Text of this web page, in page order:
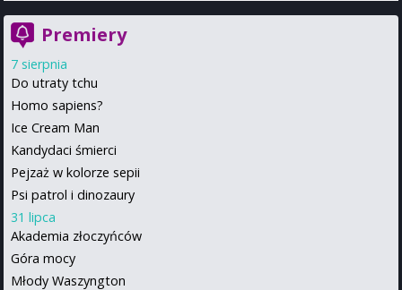
Premiery
7 sierpnia
Do utraty tchu
Homo sapiens?
Ice Cream Man
Kandydaci śmierci
Pejzaż w kolorze sepii
Psi patrol i dinozaury
31 lipca
Akademia złoczyńców
Góra mocy
Młody Waszyngton